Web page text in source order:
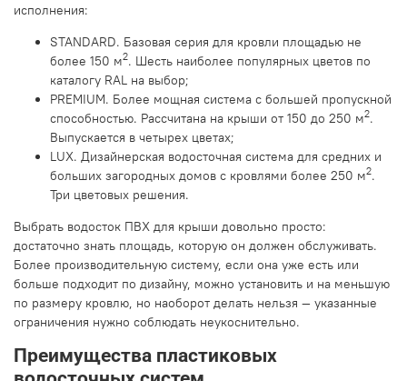
исполнения:
STANDARD. Базовая серия для кровли площадью не
более 150 м2. Шесть наиболее популярных цветов по
каталогу RAL на выбор;
PREMIUM. Более мощная система с большей пропускной
способностью. Рассчитана на крыши от 150 до 250 м2.
Выпускается в четырех цветах;
LUX. Дизайнерская водосточная система для средних и
больших загородных домов с кровлями более 250 м2.
Три цветовых решения.
Выбрать водосток ПВХ для крыши довольно просто:
достаточно знать площадь, которую он должен обслуживать.
Более производительную систему, если она уже есть или
больше подходит по дизайну, можно установить и на меньшую
по размеру кровлю, но наоборот делать нельзя — указанные
ограничения нужно соблюдать неукоснительно.
Преимущества пластиковых